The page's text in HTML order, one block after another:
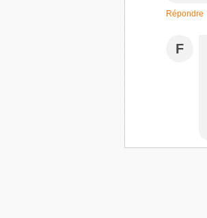
Répondre
F